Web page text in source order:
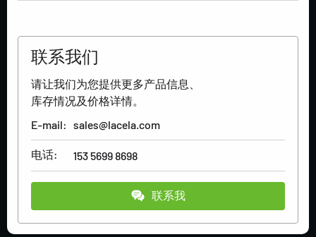
联系我们
请让我们为您提供更多产品信息、
库存情况及价格详情。
E-mail: sales@lacela.com
电话: 153 5699 8698
联系我